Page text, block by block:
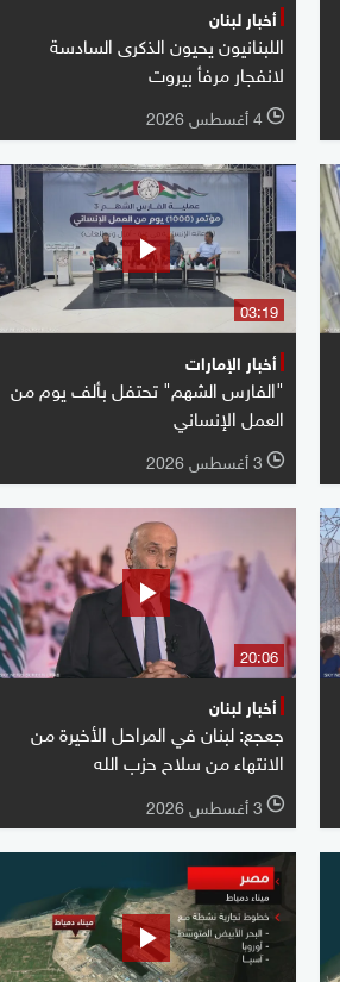
أخبار لبنان
اللبنانيون يحيون الذكرى السادسة
لانفجار مرفأ بيروت
l 4 أغسطس 2026
03:19
أخبار الإمارات
"الفارس الشهم" تحتفل بألف يوم من
العمل الإنساني
l 3 أغسطس 2026
20:06
أخبار لبنان
جعجع: لبنان في المراحل الأخيرة من
الانتهاء من سلاح حزب الله
l 3 أغسطس 2026